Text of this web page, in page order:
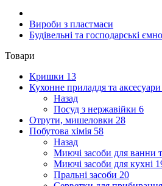
Вироби з пластмаси
Будівельні та господарські
Товари
Кришки 13
Кухонне приладдя та аксесуари
Назад
Посуд з нержавійки 6
Отрути, мишеловки 28
Побутова хімія 58
Назад
Миючі засоби для ванни
Миючі засоби для кухні
Пральні засоби 20